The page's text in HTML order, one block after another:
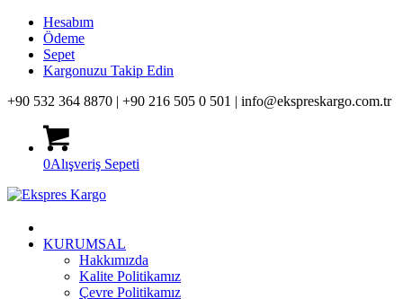
Hesabım
Ödeme
Sepet
Kargonuzu Takip Edin
+90 532 364 8870 | +90 216 505 0 501 | info@ekspreskargo.com.tr
0Alışveriş Sepeti
KURUMSAL
Hakkımızda
Kalite Politikamız
Çevre Politikamız